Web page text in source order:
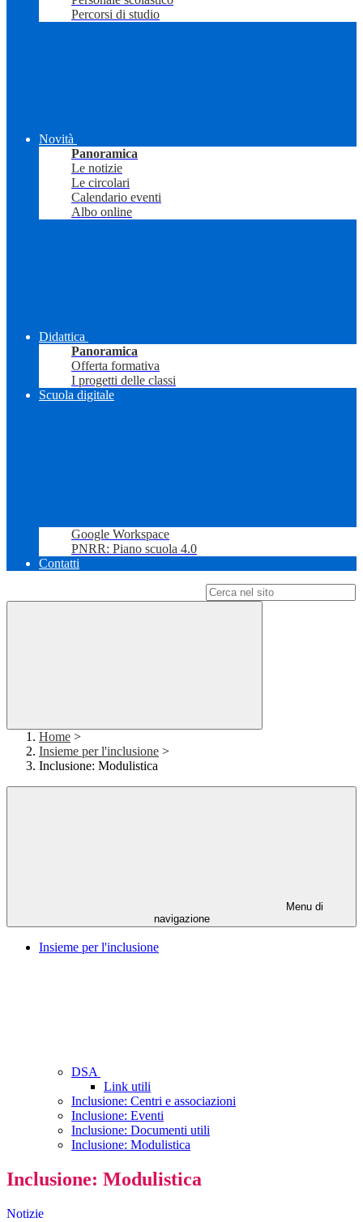
Percorsi di studio
Novità
Panoramica
Le notizie
Le circolari
Calendario eventi
Albo online
Didattica
Panoramica
Offerta formativa
I progetti delle classi
Scuola digitale
Google Workspace
PNRR: Piano scuola 4.0
Contatti
Home >
Insieme per l'inclusione >
Inclusione: Modulistica
Menu di
navigazione
Insieme per l'inclusione
DSA
Link utili
Inclusione: Centri e associazioni
Inclusione: Eventi
Inclusione: Documenti utili
Inclusione: Modulistica
Inclusione: Modulistica
Notizie